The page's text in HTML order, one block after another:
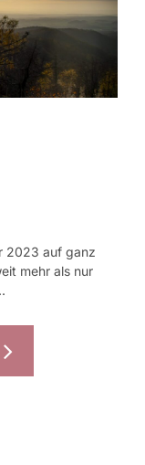
2023 auf ganz
mehr als nur